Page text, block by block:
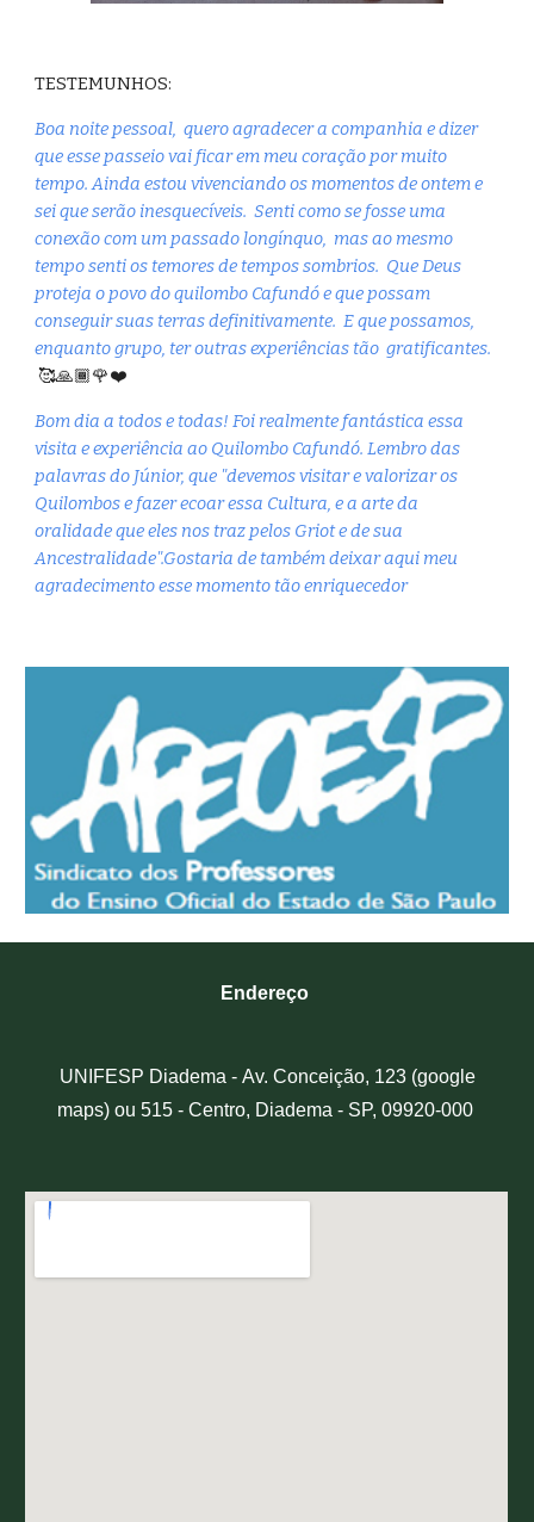
TESTEMUNHOS:
Boa noite pessoal, quero agradecer a companhia e dizer
que esse passeio vai ficar em meu coração por muito
tempo. Ainda estou vivenciando os momentos de ontem e
sei que serão inesquecíveis. Senti como se fosse uma
conexão com um passado longínquo, mas ao mesmo
tempo senti os temores de tempos sombrios. Que Deus
proteja o povo do quilombo Cafundó e que possam
conseguir suas terras definitivamente. E que possamos,
enquanto grupo, ter outras experiências tão gratificantes.
🥰🙏🏾🌹❤️
Bom dia a todos e todas! Foi realmente fantástica essa
visita e experiência ao Quilombo Cafundó. Lembro das
palavras do Júnior, que "devemos visitar e valorizar os
Quilombos e fazer ecoar essa Cultura, e a arte da
oralidade que eles nos traz pelos Griot e de sua
Ancestralidade".Gostaria de também deixar aqui meu
agradecimento esse momento tão enriquecedor
Endereço
UNIFESP Diadema - Av. Conceição, 123 (google
maps) ou 515 - Centro, Diadema - SP, 09920-000